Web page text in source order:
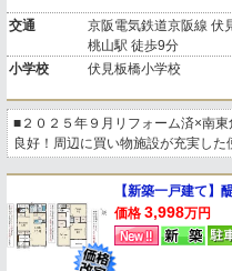
交通
京阪電気鉄道京阪線 伏
桃山駅 徒歩9分
小学校 伏見板橋小学校
■２０２５年９月リフォーム済×南
良好！周辺に買い物施設が充実した
【新築一戸建て】
価格 3,998万円